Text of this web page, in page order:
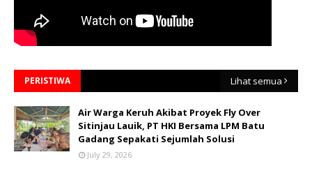
PERISTIWA Lihat semua
Air Warga Keruh Akibat Proyek Fly Over
Sitinjau Lauik, PT HKI Bersama LPM Batu
Gadang Sepakati Sejumlah Solusi
July 29, 2026